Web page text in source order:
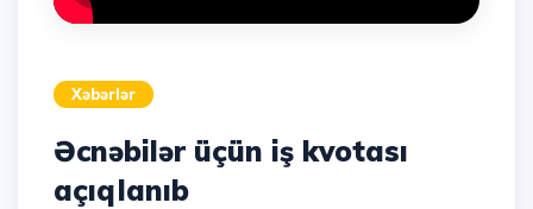
Xəbərlər
Əcnəbilər üçün iş kvotası
açıqlanıb